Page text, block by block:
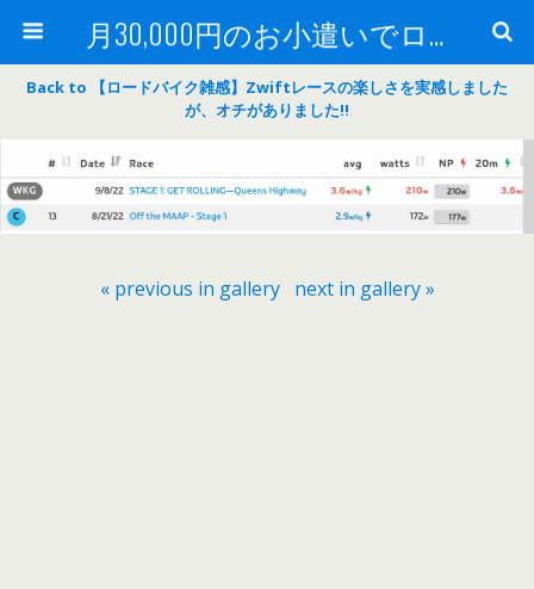
月30,000円のお小遣いでロードバイク
Back to 【ロードバイク雑感】Zwiftレースの楽しさを実感しました
が、オチがありました‼
« previous in gallery next in gallery »